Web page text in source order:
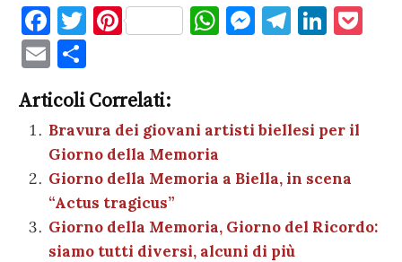
F
a
c
e
b
o
o
k
T
te
r
Pi
es
t
W
A
p
M
g
er
T
a
Li
dI
E
m
ai
l
n
di
vi
di
Articoli Correlati:
Bravura dei giovani artisti biellesi per il
Giorno della Memoria
Giorno della Memoria a Biella, in scena
“Actus tragicus”
Giorno della Memoria, Giorno del Ricordo:
siamo tutti diversi, alcuni di più